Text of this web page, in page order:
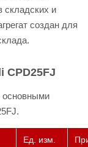
складских и
создан для
CPD25FJ
основными
Ед. изм.